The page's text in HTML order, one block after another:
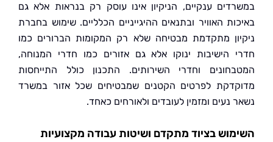
ענקיים, הניקיון אינו עוסק רק בנראות אלא גם
האוויר ובתנאים ההיגייניים הכלליים. שימוש בחברת
מתקדמת מבטיחה שלא רק המקומות הברורים כמו
הישיבות ינוקו אלא גם אזורים כמו חדרי המנוחה,
וחדרי השירותים. התכנון כולל התייחסות
לפרטים הקטנים שמבטיחים שכל אזור במשרד
נעים ומזמין לעובדים ולאורחים כאחד.
בציוד מתקדם ושיטות עבודה מקצועיות